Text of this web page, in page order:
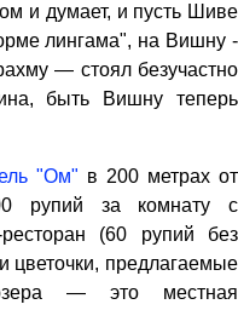
и думает, и пусть Шиве
лингама", на Вишну -
— стоял безучастно
быть Вишну теперь
"Ом" в 200 метрах от
рупий за комнату с
(60 рупий без
цветочки, предлагаемые
— это местная